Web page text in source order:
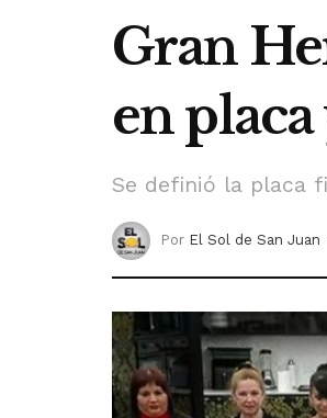
Gran
en
Se definió la placa
Por El Sol de San Juan